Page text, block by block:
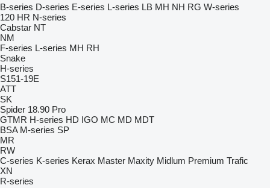
B-series D-series E-series L-series LB MH NH RG W-series
120 HR N-series
Cabstar NT
NM
F-series L-series MH RH
Snake
H-series
S151-19E
ATT
SK
Spider 18.90 Pro
GTMR H-series HD IGO MC MD MDT
BSA M-series SP
MR
RW
C-series K-series Kerax Master Maxity Midlum Premium Trafic
XN
R-series